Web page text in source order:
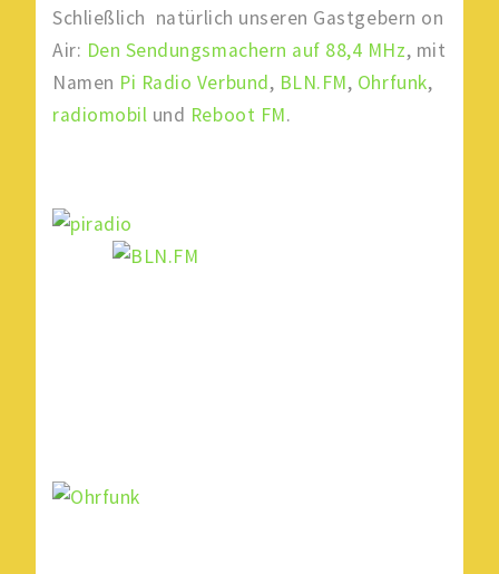
Schließlich natürlich unseren Gastgebern on
Air: Den Sendungsmachern auf 88,4 MHz, mit
Namen Pi Radio Verbund, BLN.FM, Ohrfunk,
radiomobil und Reboot FM.